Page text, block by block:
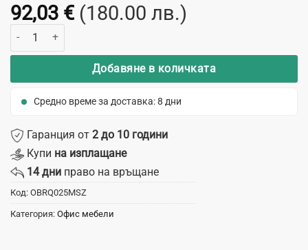
92,03 € (180.00 лв.)
количество за Fotel obrotowy Q-025 materiał
Добавяне в количката
Средно време за доставка: 8 дни
Гаранция от 2 до 10 години
Купи на изплащане
14 дни право на връщане
Код: OBRQ025MSZ
Категория: Офис мебели